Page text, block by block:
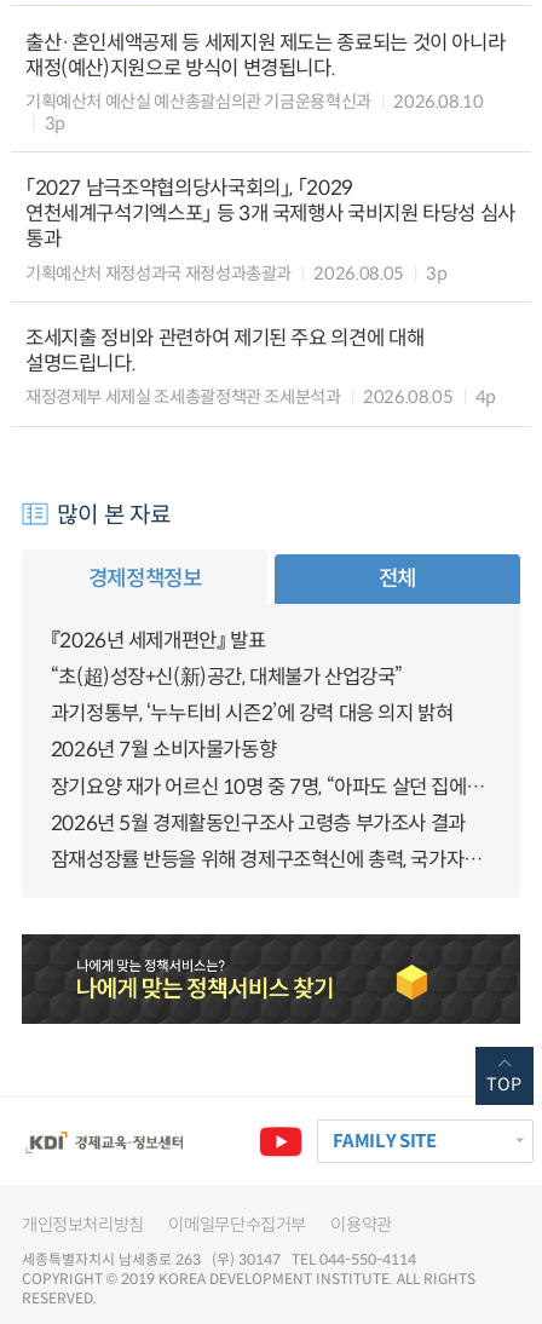
출산·혼인세액공제 등 세제지원 제도는 종료되는 것이 아니라
재정(예산)지원으로 방식이 변경됩니다.
기획예산처 예산실 예산총괄심의관 기금운용혁신과
2026.08.10
3p
「2027 남극조약협의당사국회의」, 「2029
연천세계구석기엑스포」 등 3개 국제행사 국비지원 타당성 심사
통과
기획예산처 재정성과국 재정성과총괄과 2026.08.05 3p
조세지출 정비와 관련하여 제기된 주요 의견에 대해
설명드립니다.
재정경제부 세제실 조세총괄정책관 조세분석과 2026.08.05 4p
많이 본 자료
경제정책정보 전체
『2026년 세제개편안』 발표
“초(超)성장+신(新)공간, 대체불가 산업강국”
과기정통부, ‘누누티비 시즌2’에 강력 대응 의지 밝혀
2026년 7월 소비자물가동향
장기요양 재가 어르신 10명 중 7명, “아파도 살던 집에서 살겠다” 「2025년 장기요양실태조사」 결과 발표
2026년 5월 경제활동인구조사 고령층 부가조사 결과
잠재성장률 반등을 위해 경제구조혁신에 총력, 국가자산 관리체계 대전환
FAMILY SITE
개인정보처리방침 이메일무단수집거부 이용약관
세종특별자치시 남세종로 263 (우) 30147 TEL 044-550-4114
COPYRIGHT © 2019 KOREA DEVELOPMENT INSTITUTE. ALL RIGHTS
RESERVED.
TOP